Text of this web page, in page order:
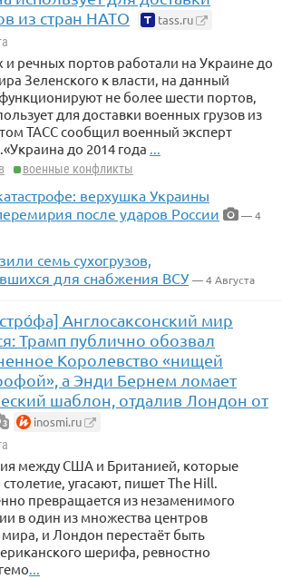
из стран НАТО
tass.ru
и речных портов работали на Украине до
Зеленского к власти, на данный
не более шести портов,
для доставки военных грузов из
ТАСС сообщил военный эксперт
до 2014 года ...
военные конфликты
верхушка Украины
после ударов России
— 4
семь сухогрузов,
для снабжения ВСУ — 4 Августа
Англосаксонский мир
Трамп публично обозвал
Королевство «нищей
а Энди Бернем ломает
шаблон, отдалив Лондон от
3 inosmi.ru
между США и Британией, которые
угасают, пишет The Hill.
превращается из незаменимого
в один из множества центров
и Лондон перестаёт быть
шерифа, ревностно
...